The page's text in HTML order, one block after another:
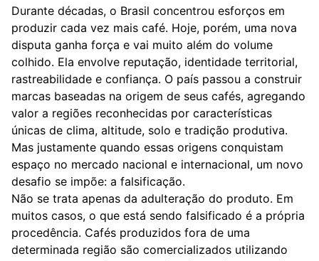
Durante décadas, o Brasil concentrou esforços em
produzir cada vez mais café. Hoje, porém, uma nova
disputa ganha força e vai muito além do volume
colhido. Ela envolve reputação, identidade territorial,
rastreabilidade e confiança. O país passou a construir
marcas baseadas na origem de seus cafés, agregando
valor a regiões reconhecidas por características
únicas de clima, altitude, solo e tradição produtiva.
Mas justamente quando essas origens conquistam
espaço no mercado nacional e internacional, um novo
desafio se impõe: a falsificação.
Não se trata apenas da adulteração do produto. Em
muitos casos, o que está sendo falsificado é a própria
procedência. Cafés produzidos fora de uma
determinada região são comercializados utilizando